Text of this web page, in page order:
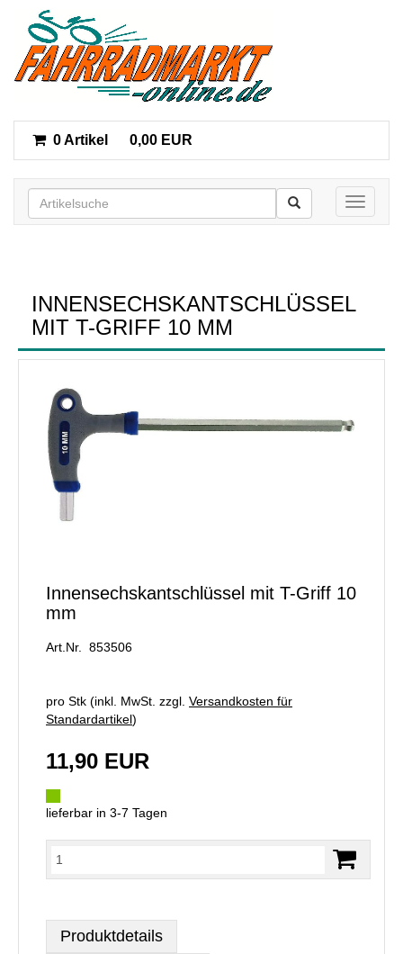
0 Artikel 0,00 EUR
Toggle
INNENSECHSKANTSCHLÜSSEL
MIT T-GRIFF 10 MM
Innensechskantschlüssel mit T-Griff 10
mm
Art.Nr. 853506
pro Stk (inkl. MwSt. zzgl. Versandkosten für
Standardartikel)
11,90 EUR
lieferbar in 3-7 Tagen
Produktdetails